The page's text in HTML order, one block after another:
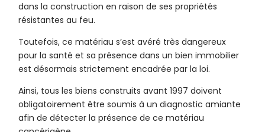
dans la construction en raison de ses propriétés
résistantes au feu.
Toutefois, ce matériau s’est avéré très dangereux
pour la santé et sa présence dans un bien immobilier
est désormais strictement encadrée par la loi.
Ainsi, tous les biens construits avant 1997 doivent
obligatoirement être soumis à un diagnostic amiante
afin de détecter la présence de ce matériau